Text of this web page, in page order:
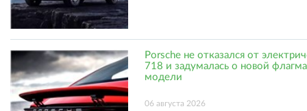
Porsche не отказался от
718 и задумалась о новой
модели
06 августа 2026